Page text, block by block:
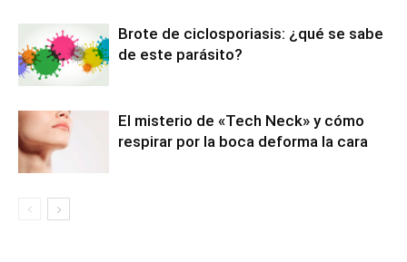
Brote de ciclosporiasis: ¿qué se sabe
de este parásito?
El misterio de «Tech Neck» y cómo
respirar por la boca deforma la cara